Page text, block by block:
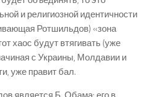
и религиозной идентичности
Ротшильдов) «зона
хаос будут втягивать (уже
с Украины, Молдавии и
уже правит бал.